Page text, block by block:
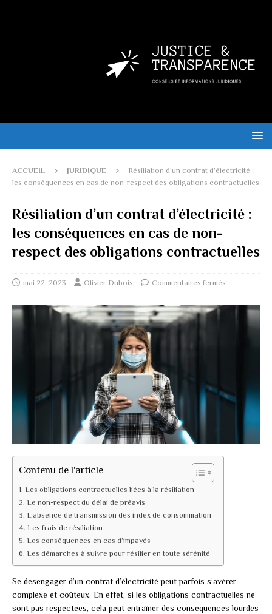
ACCUEIL JURIDIQUE
Résiliation d’un contrat d’électricité :
les conséquences en cas de non-respect des obligations contractuelles
Résiliation d’un contrat d’électricité :
les conséquences en cas de non-
respect des obligations contractuelles
mai 22, 2023 Olivier Dubois Commentaires fermés
Contenu de l'article
Les obligations contractuelles liées à la résiliation
Le non-respect du délai de préavis
L’absence de transmission des index de consommation
Les frais de résiliation
Les conséquences en cas d’impayés
Les démarches à suivre pour résilier en toute sérénité
Se désengager d’un contrat d’électricité peut parfois s’avérer
complexe et coûteux. En effet, si les obligations contractuelles ne
sont pas respectées, cela peut entraîner des conséquences lourdes